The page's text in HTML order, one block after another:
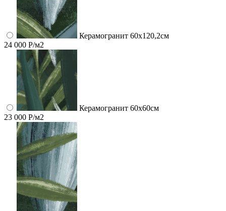
Керамогранит 60x120,2см
24 000 Р/м2
Керамогранит 60x60см
23 000 Р/м2